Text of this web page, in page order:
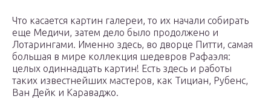
Что касается картин галереи, то их начали собирать
еще Медичи, затем дело было продолжено и
Лотарингами. Именно здесь, во дворце Питти, самая
большая в мире коллекция шедевров Рафаэля:
целых одиннадцать картин! Есть здесь и работы
таких известнейших мастеров, как Тициан, Рубенс,
Ван Дейк и Караваджо.